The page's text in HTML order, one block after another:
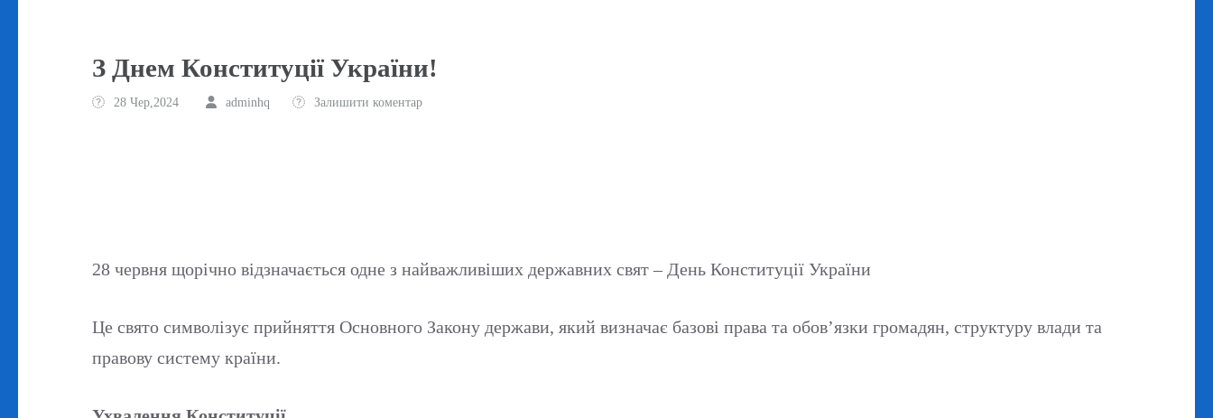
З Днем Конституції України!
28 Чер,2024 adminhq Залишити коментар
28 червня щорічно відзначається одне з найважливіших державних свят – День Конституції України
Це свято символізує прийняття Основного Закону держави, який визначає базові права та обов’язки громадян, структуру влади та
правову систему країни.